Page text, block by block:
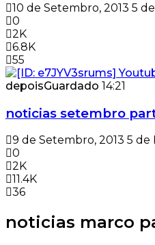
10 de Setembro, 2013 5
0
2K
6.8K
55
depoisGuardado 14:21
noticias setembro
9 de Setembro, 2013 5 de
0
2K
11.4K
36
noticias marco